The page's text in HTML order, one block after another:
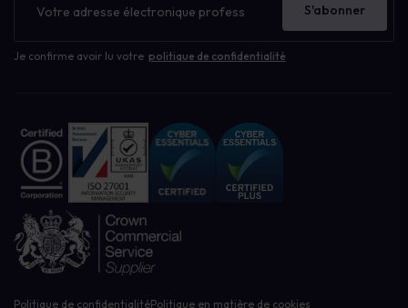
d'information
Je confirme avoir lu votre politique de confidentialité
S'abonner
Politique de confidentialitéPolitique en matière de cookies